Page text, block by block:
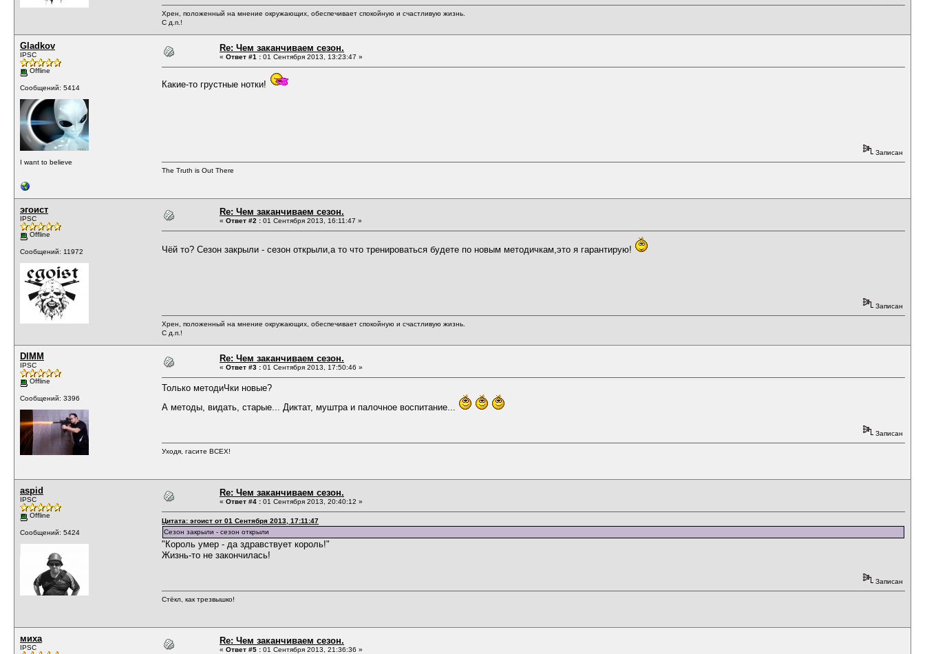
Хрен, положенный на мнение окружающих, обеспечивает спокойную и счастливую жизнь.
С д.п.!
Gladkov
IPSC
Offline
Сообщений: 5414
I want to believe
Re: Чем заканчиваем сезон.
« Ответ #1 : 01 Сентября 2013, 13:23:47 »
Какие-то грустные нотки!
Записан
The Truth is Out There
эгоист
IPSC
Offline
Сообщений: 11972
Re: Чем заканчиваем сезон.
« Ответ #2 : 01 Сентября 2013, 16:11:47 »
Чёй то? Сезон закрыли - сезон открыли,а то что тренироваться будете по новым методичкам,это я гарантирую!
Записан
Хрен, положенный на мнение окружающих, обеспечивает спокойную и счастливую жизнь.
С д.п.!
DIMM
IPSC
Offline
Сообщений: 3396
Re: Чем заканчиваем сезон.
« Ответ #3 : 01 Сентября 2013, 17:50:46 »
Только методиЧки новые?
А методы, видать, старые... Диктат, муштра и палочное воспитание...
Записан
Уходя, гасите ВСЕХ!
aspid
IPSC
Offline
Сообщений: 5424
Re: Чем заканчиваем сезон.
« Ответ #4 : 01 Сентября 2013, 20:40:12 »
Цитата: эгоист от 01 Сентября 2013, 17:11:47
Сезон закрыли - сезон открыли
"Король умер - да здравствует король!"
Жизнь-то не закончилась!
Записан
Стёкл, как трезвышко!
миха
IPSC
Re: Чем заканчиваем сезон.
« Ответ #5 : 01 Сентября 2013, 21:36:36 »